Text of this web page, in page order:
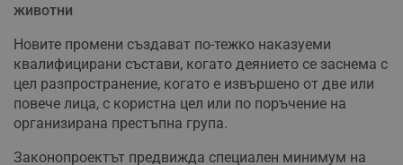
животни
Новите промени създават по-тежко наказуеми
квалифицирани състави, когато деянието се заснема с
цел разпространение, когато е извършено от две или
повече лица, с користна цел или по поръчение на
организирана престъпна група.
Законопроектът предвижда специален минимум на